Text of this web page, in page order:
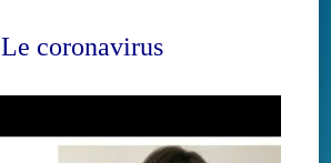
Le coronavirus